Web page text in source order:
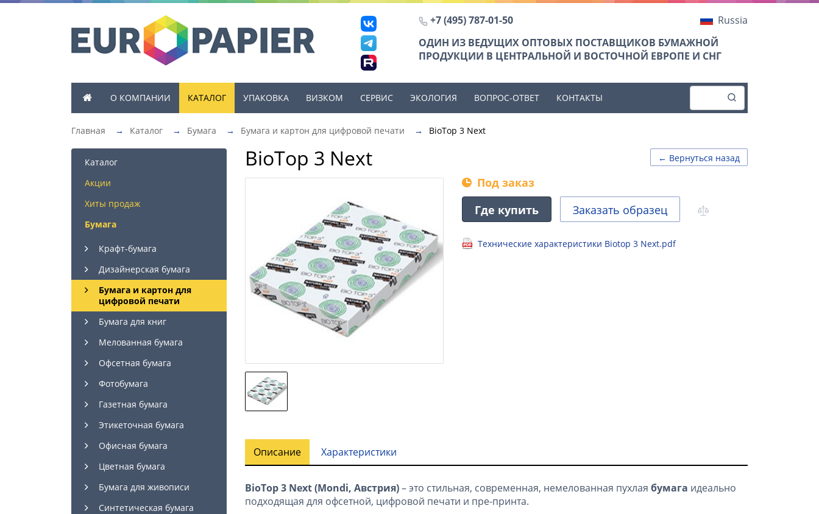
+7 (495) 787-01-50
Russia
ОДИН ИЗ ВЕДУЩИХ ОПТОВЫХ ПОСТАВЩИКОВ БУМАЖНОЙ
ПРОДУКЦИИ В ЦЕНТРАЛЬНОЙ И ВОСТОЧНОЙ ЕВРОПЕ И СНГ
О КОМПАНИИ КАТАЛОГ УПАКОВКА ВИЗКОМ СЕРВИС ЭКОЛОГИЯ ВОПРОС-ОТВЕТ КОНТАКТЫ
Главная → Каталог → Бумага → Бумага и картон для цифровой печати → BioTop 3 Next
Каталог
Акции
Хиты продаж
Бумага
Крафт-бумага
Дизайнерская бумага
Бумага и картон для
цифровой печати
Бумага для книг
Мелованная бумага
Офсетная бумага
Фотобумага
Газетная бумага
Этикеточная бумага
Офисная бумага
Цветная бумага
Бумага для живописи
Синтетическая бумага
← Вернуться назад
BioTop 3 Next
Под заказ
Где купить
Заказать образец
Технические характеристики Biotop 3 Next.pdf
Описание Характеристики
BioTop 3 Next(Mondi, Австрия)– это стильная, современная, немелованная пухлая бумага идеально
подходящая для офсетной, цифровой печати и пре-принта.